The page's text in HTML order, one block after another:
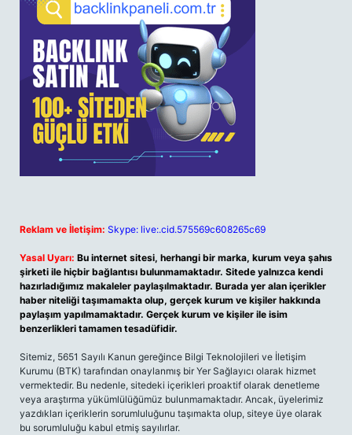
Reklam ve İletişim: Skype: live:.cid.575569c608265c69
Yasal Uyarı: Bu internet sitesi, herhangi bir marka, kurum veya şahıs
şirketi ile hiçbir bağlantısı bulunmamaktadır. Sitede yalnızca kendi
hazırladığımız makaleler paylaşılmaktadır. Burada yer alan içerikler
haber niteliği taşımamakta olup, gerçek kurum ve kişiler hakkında
paylaşım yapılmamaktadır. Gerçek kurum ve kişiler ile isim
benzerlikleri tamamen tesadüfidir.
Sitemiz, 5651 Sayılı Kanun gereğince Bilgi Teknolojileri ve İletişim
Kurumu (BTK) tarafından onaylanmış bir Yer Sağlayıcı olarak hizmet
vermektedir. Bu nedenle, sitedeki içerikleri proaktif olarak denetleme
veya araştırma yükümlülüğümüz bulunmamaktadır. Ancak, üyelerimiz
yazdıkları içeriklerin sorumluluğunu taşımakta olup, siteye üye olarak
bu sorumluluğu kabul etmiş sayılırlar.